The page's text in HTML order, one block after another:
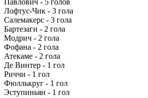
Павлович - 5 голов
Лофтус-Чик - 3 гола
Салемакерс - 3 гола
Бартезаги - 2 гола
Модрич - 2 гола
Фофана - 2 гола
Атекаме - 2 гола
Де Винтер - 1 гол
Риччи - 1 гол
Фюллькруг - 1 гол
Эступиньян - 1 гол